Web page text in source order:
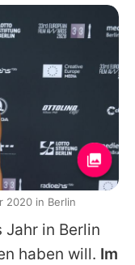
in Berlin
haben will. Im
2020 in Berlin